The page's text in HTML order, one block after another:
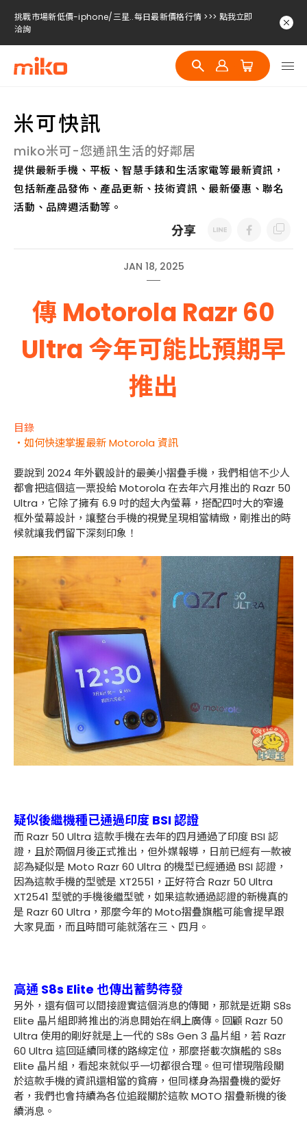
挑戰市場新低價-iphone/三星..每日最新價格行情 >>> 點我立即
洽詢
挑戰市場新低價-iphone/三星..每日最新價格行情 >>> 點我立即
洽詢
挑戰市場新低價-iphone/三星..每日最新價格行情 >>> 點我立即
米可快訊
miko米可-您通訊生活的好鄰居
提供最新手機、平板、智慧手錶和生活家電等最新資訊，
包括新產品發佈、產品更新、技術資訊、最新優惠、聯名
活動、品牌週活動等。
分享
JAN 18, 2025
傳 Motorola Razr 60
Ultra 今年可能比預期早
推出
目錄
・如何快速掌握最新 Motorola 資訊
要說到 2024 年外觀設計的最美小摺疊手機，我們相信不少人
都會把這個這一票投給 Motorola 在去年六月推出的 Razr 50
Ultra，它除了擁有 6.9 吋的超大內螢幕，搭配四吋大的窄邊
框外螢幕設計，讓整台手機的視覺呈現相當精緻，剛推出的時
候就讓我們留下深刻印象！
疑似後繼機種已通過印度 BSI 認證
而 Razr 50 Ultra 這款手機在去年的四月通過了印度 BSI 認
證，且於兩個月後正式推出，但外媒報導，日前已經有一款被
認為疑似是 Moto Razr 60 Ultra 的機型已經通過 BSI 認證，
因為這款手機的型號是 XT2551，正好符合 Razr 50 Ultra
XT2541 型號的手機後繼型號，如果這款通過認證的新機真的
是 Razr 60 Ultra，那麼今年的 Moto摺疊旗艦可能會提早跟
大家見面，而且時間可能就落在三、四月。
高通 S8s Elite 也傳出蓄勢待發
另外，還有個可以間接證實這個消息的傳聞，那就是近期 S8s
Elite 晶片組即將推出的消息開始在網上廣傳。回顧 Razr 50
Ultra 使用的剛好就是上一代的 S8s Gen 3 晶片組，若 Razr
60 Ultra 這回延續同樣的路線定位，那麼搭載次旗艦的 S8s
Elite 晶片組，看起來就似乎一切都很合理。但可惜現階段關
於這款手機的資訊還相當的貧瘠，但同樣身為摺疊機的愛好
者，我們也會持續為各位追蹤關於這款 MOTO 摺疊新機的後
續消息。